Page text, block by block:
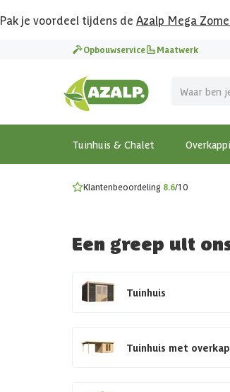
Pak je voordeel tijdens de Azalp Mega
Opbouwservice Maatwerk
Tuinhuis & Chalet
Vier vakantie in je
MEGA zomer kortingen op
Bekijk de actiemodellen
Gratis wandplankset
Ontdek onze metalen
Klantenbeoordeling 8.6/10
Een greep uit
Tuinhuis
Tuinhuis met